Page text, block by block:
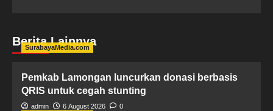
Berita Lainnya
SurabayaMedia.com
Pemkab Lamongan luncurkan donasi berbasis
QRIS untuk cegah stunting
admin 6 August 2026
0